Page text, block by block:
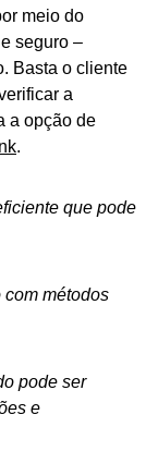
meio do
seguro –
Basta o cliente
a
a opção de
.
que pode
métodos
pode ser
e